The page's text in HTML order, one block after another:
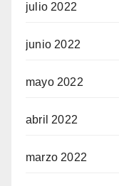
julio 2022
junio 2022
mayo 2022
abril 2022
marzo 2022